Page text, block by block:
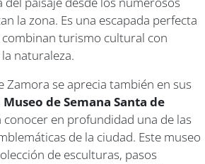
la zona. Es una escapada perfecta
turismo cultural con
naturaleza.
Zamora se aprecia también en sus
Museo de Semana Santa de
en profundidad una de las
de la ciudad. Este museo
de esculturas, pasos